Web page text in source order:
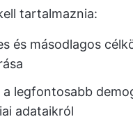
tartalmaznia:
és másodlagos
legfontosabb
adataikról